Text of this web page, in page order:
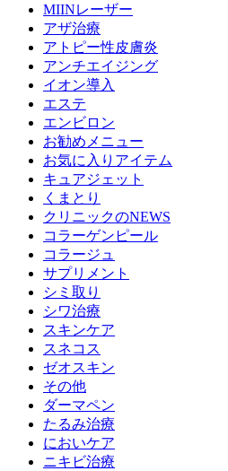
MIINレーザー
アザ治療
アトピー性皮膚炎
アンチエイジング
イオン導入
エステ
エンビロン
お勧めメニュー
お気に入りアイテム
キュアジェット
くまとり
クリニックのNEWS
コラーゲンピール
コラージュ
サプリメント
シミ取り
シワ治療
スキンケア
スネコス
ゼオスキン
その他
ダーマペン
たるみ治療
においケア
ニキビ治療